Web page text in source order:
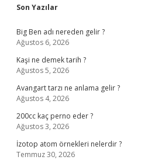
Sidebar
Son Yazılar
Big Ben adı nereden gelir ?
Ağustos 6, 2026
Kaşi ne demek tarih ?
Ağustos 5, 2026
Avangart tarzı ne anlama gelir ?
Ağustos 4, 2026
200cc kaç perno eder ?
Ağustos 3, 2026
İzotop atom örnekleri nelerdir ?
Temmuz 30, 2026